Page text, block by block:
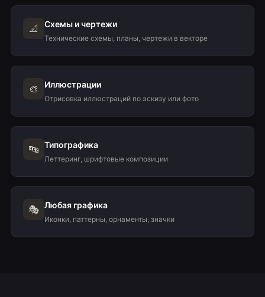
📐 Схемы и чертежи
Технические схемы, планы, чертежи в векторе
🎨 Иллюстрации
Отрисовка иллюстраций по эскизу или фото
🔤 Типографика
Леттеринг, шрифтовые композиции
🎭 Любая графика
Иконки, паттерны, орнаменты, значки